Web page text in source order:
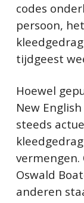
codes
persoon,
tijdgeest
Hoewel
New
steeds
vermengen.
Oswald
anderen